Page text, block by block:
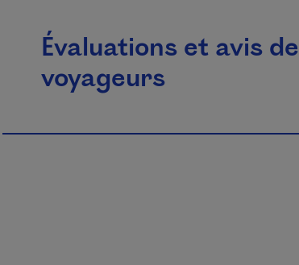
Évaluations et avis de
voyageurs